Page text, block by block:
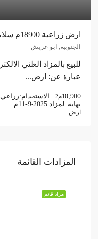
ارض زراعية 18900م سلامة الدراج – ابو عريش
الجنوبية, ابو عريش
للبيع بالمزاد العلني
عبارة عن: ارض...
18,900م2 الاستخدام:زراعي
نهاية المزاد:11-9-2025م
ارض
المزادات القائمة
مزاد قائم